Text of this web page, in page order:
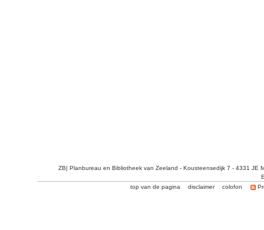
ZB| Planbureau en Bibliotheek van Zeeland - Kousteensedijk 7 - 4331 JE
top van de pagina
disclaimer colofon